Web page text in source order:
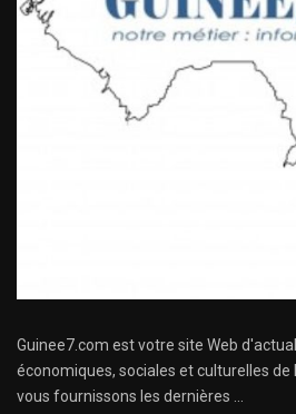
Guinee7.com est votre site Web
économiques, sociales et culturelles de
vous fournissons les dernières ...